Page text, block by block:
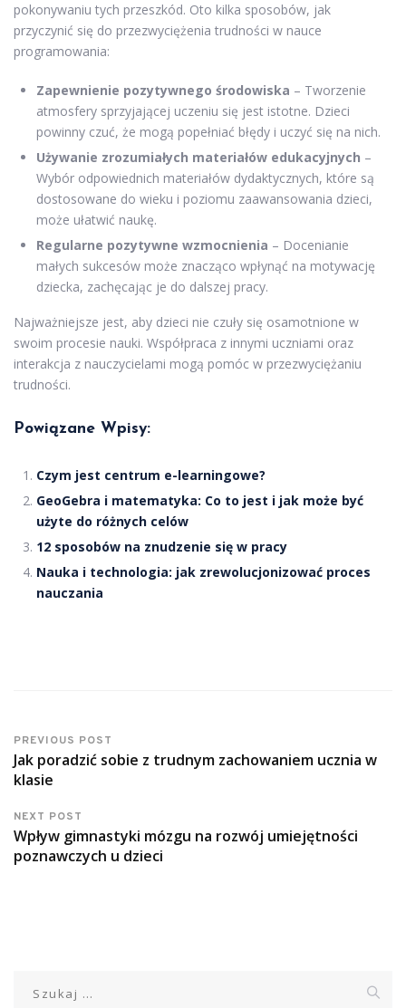
pokonywaniu tych przeszkód. Oto kilka sposobów, jak
przyczynić się do przezwyciężenia trudności w nauce
programowania:
Zapewnienie pozytywnego środowiska – Tworzenie
atmosfery sprzyjającej uczeniu się jest istotne. Dzieci
powinny czuć, że mogą popełniać błędy i uczyć się na nich.
Używanie zrozumiałych materiałów edukacyjnych –
Wybór odpowiednich materiałów dydaktycznych, które są
dostosowane do wieku i poziomu zaawansowania dzieci,
może ułatwić naukę.
Regularne pozytywne wzmocnienia – Docenianie
małych sukcesów może znacząco wpłynąć na motywację
dziecka, zachęcając je do dalszej pracy.
Najważniejsze jest, aby dzieci nie czuły się osamotnione w
swoim procesie nauki. Współpraca z innymi uczniami oraz
interakcja z nauczycielami mogą pomóc w przezwyciężaniu
trudności.
Powiązane Wpisy:
Czym jest centrum e-learningowe?
GeoGebra i matematyka: Co to jest i jak może być
użyte do różnych celów
12 sposobów na znudzenie się w pracy
Nauka i technologia: jak zrewolucjonizować proces
nauczania
PREVIOUS POST
Jak poradzić sobie z trudnym zachowaniem ucznia w
klasie
NEXT POST
Wpływ gimnastyki mózgu na rozwój umiejętności
poznawczych u dzieci